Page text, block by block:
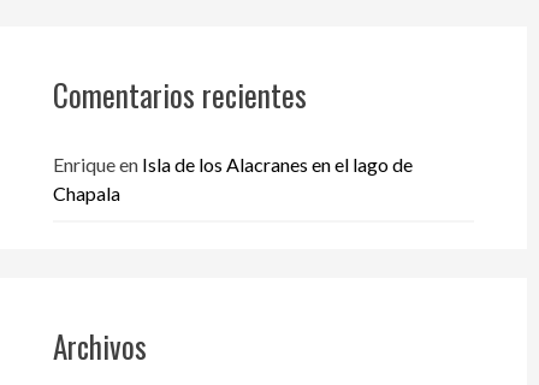
Comentarios recientes
Enriqueen Isla de los Alacranes en el lago de
Chapala
Archivos